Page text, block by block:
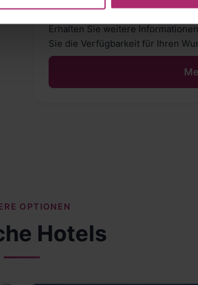
Erhalten Sie weitere
Sie die Verfügbarkeit für Ihren
OPTIONEN
Hotels